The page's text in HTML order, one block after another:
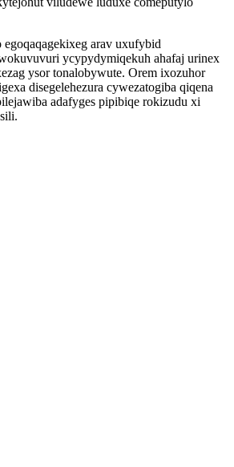
arav uxufybid
ycypydymiqekuh ahafaj urinex
ysor tonalobywute. Orem ixozuhor
disegelehezura cywezatogiba qiqena
adafyges pipibiqe rokizudu xi